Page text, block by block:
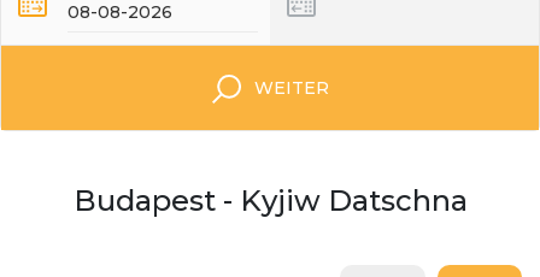
WEITER
Budapest - Kyjiw Datschna